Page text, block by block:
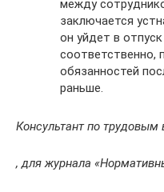
между
заключается
он уйдет в
соответственно,
обязанностей
раньше.
Консультант по
, для журнала